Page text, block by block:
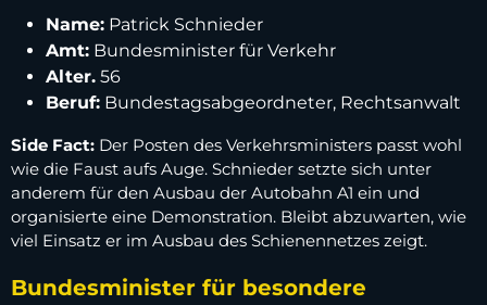
Name: Patrick Schnieder
Amt: Bundesminister für Verkehr
Alter. 56
Beruf: Bundestagsabgeordneter, Rechtsanwalt
Side Fact: Der Posten des Verkehrsministers passt wohl
wie die Faust aufs Auge. Schnieder setzte sich unter
anderem für den Ausbau der Autobahn A1 ein und
organisierte eine Demonstration. Bleibt abzuwarten, wie
viel Einsatz er im Ausbau des Schienennetzes zeigt.
Bundesminister für besondere